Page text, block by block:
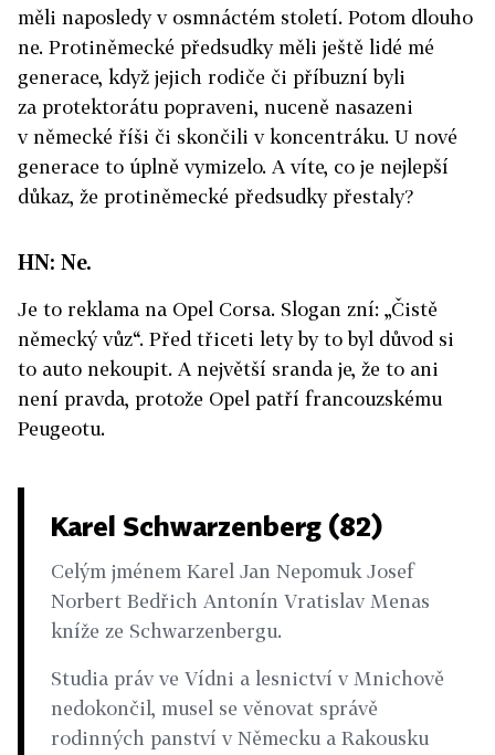
měli naposledy v osmnáctém století. Potom dlouho
ne. Protiněmecké předsudky měli ještě lidé mé
generace, když jejich rodiče či příbuzní byli
za protektorátu popraveni, nuceně nasazeni
v německé říši či skončili v koncentráku. U nové
generace to úplně vymizelo. A víte, co je nejlepší
důkaz, že protiněmecké předsudky přestaly?
HN: Ne.
Je to reklama na Opel Corsa. Slogan zní: „Čistě
německý vůz“. Před třiceti lety by to byl důvod si
to auto nekoupit. A největší sranda je, že to ani
není pravda, protože Opel patří francouzskému
Peugeotu.
Karel Schwarzenberg (82)
Celým jménem Karel Jan Nepomuk Josef
Norbert Bedřich Antonín Vratislav Menas
kníže ze Schwarzenbergu.
Studia práv ve Vídni a lesnictví v Mnichově
nedokončil, musel se věnovat správě
rodinných panství v Německu a Rakousku